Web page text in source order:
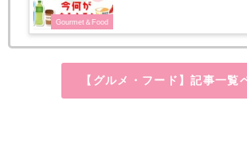
Gourmet＆Food
【グルメ・フード】記事一覧